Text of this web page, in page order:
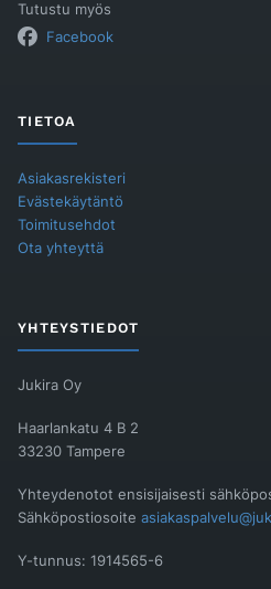
Tutustu myös
Facebook
TIETOA
Asiakasrekisteri
Evästekäytäntö
Toimitusehdot
Ota yhteyttä
YHTEYSTIEDOT
Jukira Oy
Haarlankatu 4 B 2
33230 Tampere
Yhteydenotot ensisijaisesti
Sähköpostiosoite
Y-tunnus: 1914565-6